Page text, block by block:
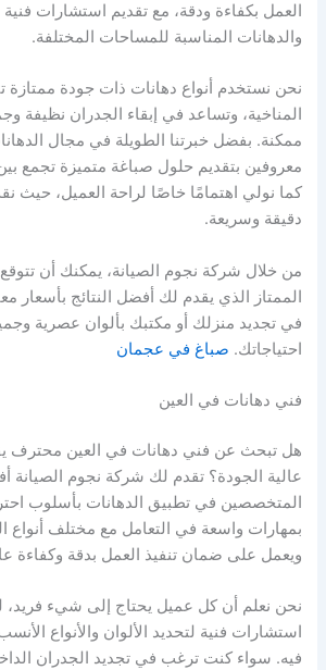
العمل بكفاءة ودقة، مع تقديم استشارات فنية
والدهانات المناسبة للمساحات المختلفة.
نحن نستخدم أنواع دهانات ذات جودة ممتازة
المناخية، وتساعد في إبقاء الجدران نظيفة
ممكنة. بفضل خبرتنا الطويلة في مجال
معروفين بتقديم حلول صباغة متميزة تجمع
كما نولي اهتمامًا خاصًا لراحة العميل، حيث
دقيقة وسريعة.
من خلال شركة نجوم الصيانة، يمكنك أن
الممتاز الذي يقدم لك أفضل النتائج بأسعار
في تجديد منزلك أو مكتبك بألوان عصرية
احتياجاتك. صباغ في عجمان
فني دهانات في العين
هل تبحث عن فني دهانات في العين محترف
عالية الجودة؟ تقدم لك شركة نجوم الصيانة
المتخصصين في تطبيق الدهانات بأسلوب
بمهارات واسعة في التعامل مع مختلف أنواع
ويعمل على ضمان تنفيذ العمل بدقة وكفاءة
نحن نعلم أن كل عميل يحتاج إلى شيء فريد،
استشارات فنية لتحديد الألوان والأنواع
فيه. سواء كنت ترغب في تجديد الجدران